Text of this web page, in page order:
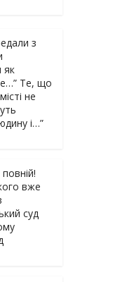
з
як
Те, що
не
і…”
вже
суд